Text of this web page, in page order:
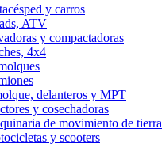
y carros
ATV
y compactadoras
4x4
delanteros y MPT
y cosechadoras
de movimiento de tierra
y scooters